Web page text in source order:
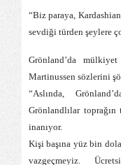
“Biz paraya,
sevdiği türden şeylere
Grönland’da
Martinussen sözlerini
“Aslında,
Grönlandlılar
inanıyor.
Kişi başına yüz bin
vazgeçmeyiz.